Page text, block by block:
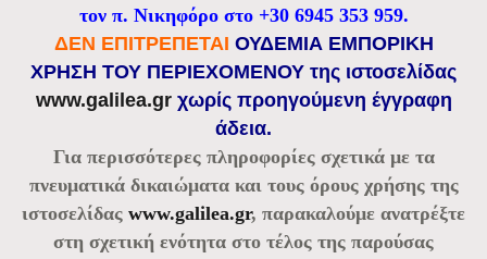
τον π. Νικηφόρο στο +30 6945 353 959.
ΔΕΝ ΕΠΙΤΡΕΠΕΤΑΙ ΟΥΔΕΜΙΑ ΕΜΠΟΡΙΚΗ
ΧΡΗΣΗ ΤΟΥ ΠΕΡΙΕΧΟΜΕΝΟΥ της ιστοσελίδας
www.galilea.grχωρίς προηγούμενη έγγραφη
άδεια.
Για περισσότερες πληροφορίες σχετικά με τα
πνευματικά δικαιώματα και τους όρους χρήσης της
ιστοσελίδας www.galilea.gr, παρακαλούμε ανατρέξτε
στη σχετική ενότητα στο τέλος της παρούσας